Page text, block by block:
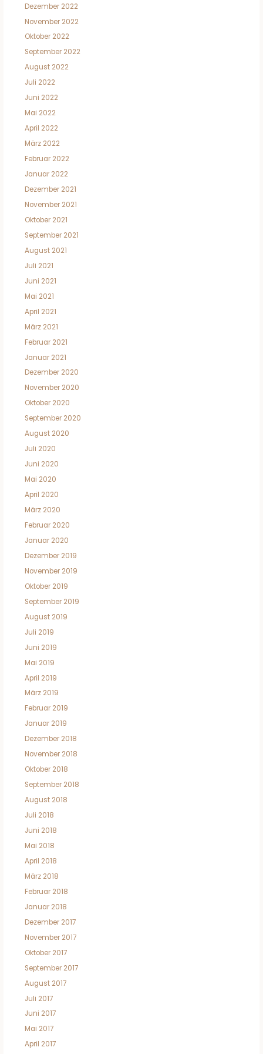
Dezember 2022
November 2022
Oktober 2022
September 2022
August 2022
Juli 2022
Juni 2022
Mai 2022
April 2022
März 2022
Februar 2022
Januar 2022
Dezember 2021
November 2021
Oktober 2021
September 2021
August 2021
Juli 2021
Juni 2021
Mai 2021
April 2021
März 2021
Februar 2021
Januar 2021
Dezember 2020
November 2020
Oktober 2020
September 2020
August 2020
Juli 2020
Juni 2020
Mai 2020
April 2020
März 2020
Februar 2020
Januar 2020
Dezember 2019
November 2019
Oktober 2019
September 2019
August 2019
Juli 2019
Juni 2019
Mai 2019
April 2019
März 2019
Februar 2019
Januar 2019
Dezember 2018
November 2018
Oktober 2018
September 2018
August 2018
Juli 2018
Juni 2018
Mai 2018
April 2018
März 2018
Februar 2018
Januar 2018
Dezember 2017
November 2017
Oktober 2017
September 2017
August 2017
Juli 2017
Juni 2017
Mai 2017
April 2017